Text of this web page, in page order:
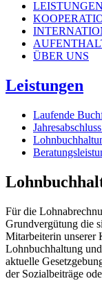
LEISTUNGEN
ÜBER UNS
Leistungen
Laufende
Für die
Grundvergütung die
Mitarbeiterin unserer
Lohnbuchhaltung
aktuelle
der Sozialbeiträge